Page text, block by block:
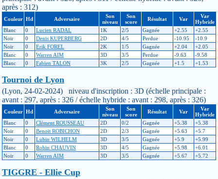
après : 312)
Couleur Hd Adversaire
Son
niveau
Son
score
Résultat Var
Var
Hybride
Blanc
0 Lucien RADAL 1K 2/5 Gagnée +2.55
+2.55
Noir
0 Denis KUPERBERG 2D 4/5 Perdue -10.95
-10.9
Noir
0 Erik FOREL 2K 1/5 Gagnée +2.04
+2.05
Blanc
0 Warren AIM 3D 3/5 Perdue -9.63
-9.58
Blanc
0 Fabien TALON 3K 2/5 Gagnée +1.5 +1.53
Tournoi de Lyon
(Lyon, 24-02-2024) niveau d'inscription : 3D (échelle principale :
avant : 297, après : 326 / échelle hybride : avant : 298, après : 326)
Couleur Hd Adversaire
Son
niveau
Son
score
Résultat Var
Var
Hybride
Blanc
0 Clément ROUSSEAU 2D 0/2 Gagnée +5.38
+5.38
Noir
0 Benoit ROBICHON 2D 2/3 Gagnée +5.63
+5.7
Noir
0 Lubin WILHELM 3D 3/5 Gagnée +5.9
+5.99
Blanc
0 Robin CHAUVIN 3D 4/5 Gagnée +5.98
+6.01
Noir
0 Warren AIM 3D 3/5 Gagnée +5.67 +5.72
TIGGRE - Ellie Cup